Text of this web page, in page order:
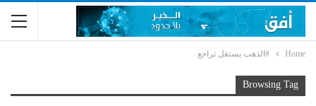
Home #الذهب يستغل تراجع
Browsing Tag